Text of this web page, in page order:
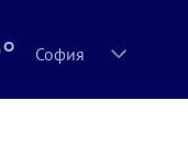
София